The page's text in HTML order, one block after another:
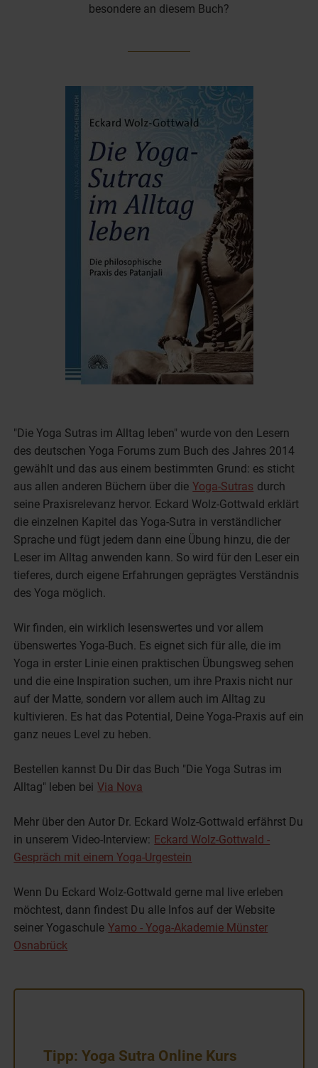
besondere an diesem Buch?
"Die Yoga Sutras im Alltag leben" wurde von den Lesern
des deutschen Yoga Forums zum Buch des Jahres 2014
gewählt und das aus einem bestimmten Grund: es sticht
aus allen anderen Büchern über die Yoga-Sutras durch
seine Praxisrelevanz hervor. Eckard Wolz-Gottwald erklärt
die einzelnen Kapitel das Yoga-Sutra in verständlicher
Sprache und fügt jedem dann eine Übung hinzu, die der
Leser im Alltag anwenden kann. So wird für den Leser ein
tieferes, durch eigene Erfahrungen geprägtes Verständnis
des Yoga möglich.
Wir finden, ein wirklich lesenswertes und vor allem
übenswertes Yoga-Buch. Es eignet sich für alle, die im
Yoga in erster Linie einen praktischen Übungsweg sehen
und die eine Inspiration suchen, um ihre Praxis nicht nur
auf der Matte, sondern vor allem auch im Alltag zu
kultivieren. Es hat das Potential, Deine Yoga-Praxis auf ein
ganz neues Level zu heben.
Bestellen kannst Du Dir das Buch "Die Yoga Sutras im
Alltag" leben bei Via Nova
Mehr über den Autor Dr. Eckard Wolz-Gottwald erfährst Du
in unserem Video-Interview: Eckard Wolz-Gottwald -
Gespräch mit einem Yoga-Urgestein
Wenn Du Eckard Wolz-Gottwald gerne mal live erleben
möchtest, dann findest Du alle Infos auf der Website
seiner Yogaschule Yamo - Yoga-Akademie Münster
Osnabrück
Tipp: Yoga Sutra Online Kurs